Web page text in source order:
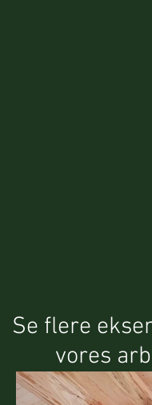
Se flere
vores